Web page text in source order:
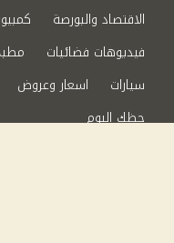
الاقتصاد والبورصة
فيديوهات فضائيات
سيارات
اسعار وعروض
حظك اليوم